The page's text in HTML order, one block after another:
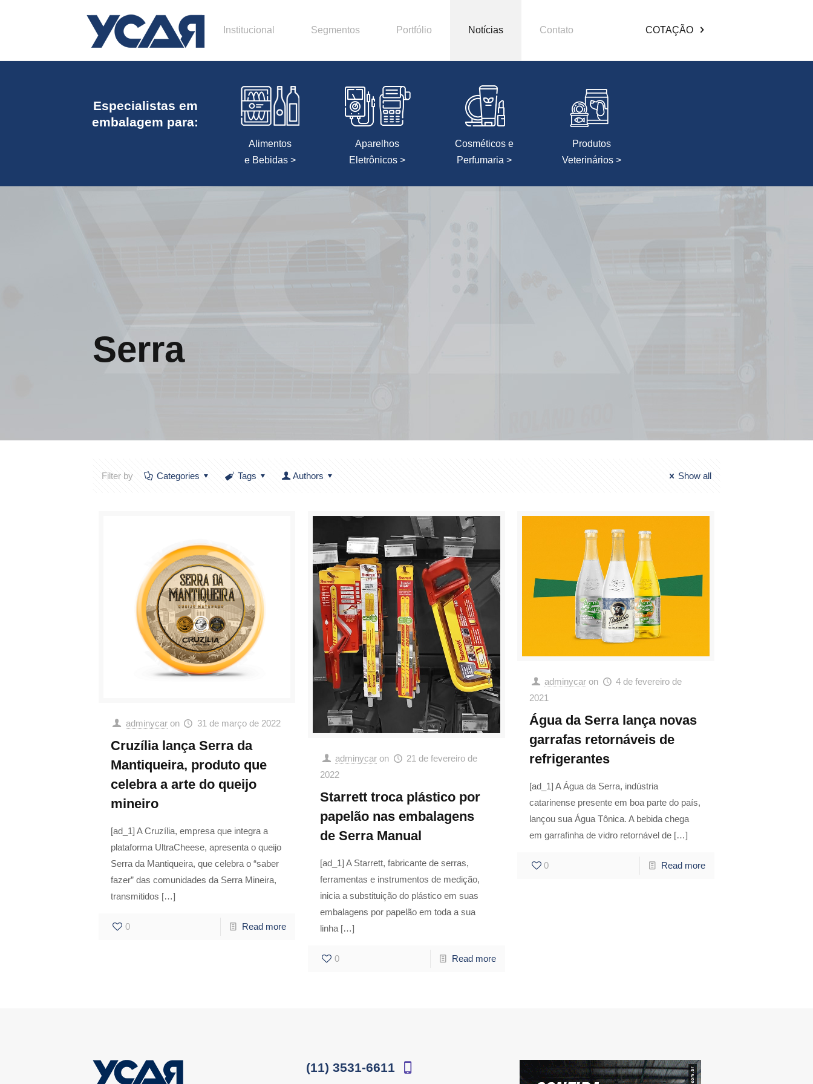
Institucional Segmentos Portfólio Notícias Contato COTAÇÃO
Especialistas em
embalagem para:
Alimentos
e Bebidas >
Aparelhos
Eletrônicos >
Cosméticos e
Perfumaria >
Produtos
Veterinários >
Serra
Filter by Categories Tags Authors Show all
adminycar on 31 de março de 2022
Cruzília lança Serra da
Mantiqueira, produto que
celebra a arte do queijo
mineiro
[ad_1] A Cruzília, empresa que integra a
plataforma UltraCheese, apresenta o queijo
Serra da Mantiqueira, que celebra o “saber
fazer” das comunidades da Serra Mineira,
transmitidos […]
0 Read more
adminycar on
21 de fevereiro de
2022
Starrett troca plástico por
papelão nas embalagens
de Serra Manual
[ad_1] A Starrett, fabricante de serras,
ferramentas e instrumentos de medição,
inicia a substituição do plástico em suas
embalagens por papelão em toda a sua
linha […]
0 Read more
adminycar on
4 de fevereiro de
2021
Água da Serra lança novas
garrafas retornáveis de
refrigerantes
[ad_1] A Água da Serra, indústria
catarinense presente em boa parte do país,
lançou sua Água Tônica. A bebida chega
em garrafinha de vidro retornável de […]
0 Read more
(11) 3531-6611